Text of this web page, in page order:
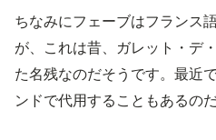
ちなみにフェーブはフランス
が、これは昔、ガレット・デ
た名残なのだそうです。最近
ンドで代用することもあるのだ